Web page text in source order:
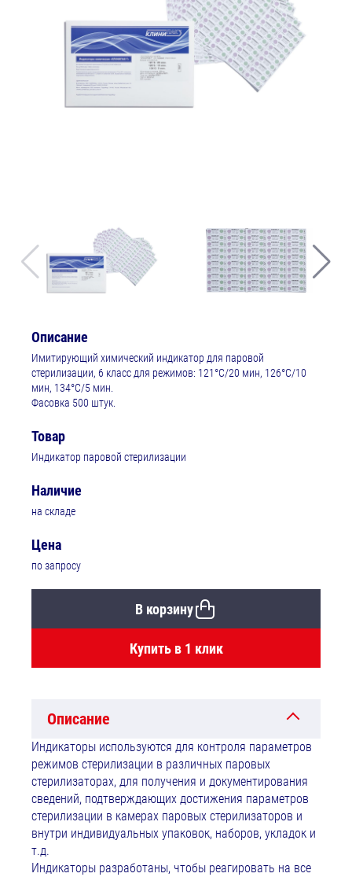
Описание
Имитирующий химический индикатор для паровой
стерилизации, 6 класс для режимов: 121°С/20 мин, 126°С/10
мин, 134°С/5 мин.
Фасовка 500 штук.
Товар
Индикатор паровой стерилизации
Наличие
на складе
Цена
по запросу
В корзину
Купить в 1 клик
Описание
Индикаторы используются для контроля параметров
режимов стерилизации в различных паровых
стерилизаторах, для получения и документирования
сведений, подтверждающих достижения параметров
стерилизации в камерах паровых стерилизаторов и
внутри индивидуальных упаковок, наборов, укладок и
т.д.
Индикаторы разработаны, чтобы реагировать на все